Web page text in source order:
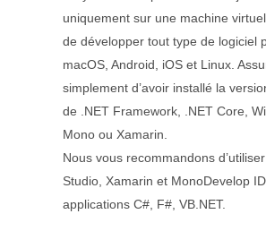
uniquement sur une machine
de développer tout type de logiciel
macOS, Android, iOS et Linux.
simplement d’avoir installé la
de .NET Framework, .NET Core,
Mono ou Xamarin.
Nous vous recommandons
Studio, Xamarin et MonoDevelop
applications C#, F#, VB.NET.